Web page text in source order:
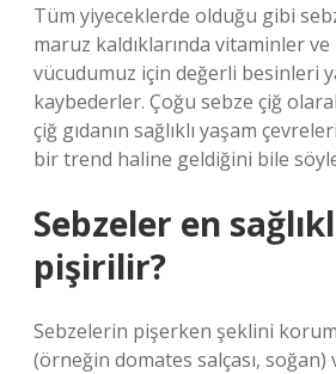
Tüm yiyeceklerde olduğu gibi
maruz kaldıklarında vitaminler
vücudumuz için değerli besinleri
kaybederler. Çoğu sebze çiğ
çiğ gıdanın sağlıklı yaşam
bir trend haline geldiğini bile
Sebzeler en
pişirilir?
Sebzelerin pişerken şeklini
(örneğin domates salçası, soğan)